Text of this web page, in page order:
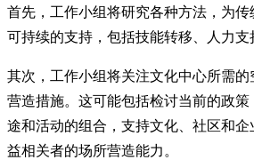
首先，工作小组将研究各种方法，为
可持续的支持，包括技能转移、人力支
其次，工作小组将关注文化中心所需
营造措施。这可能包括检讨当前的政策
途和活动的组合，支持文化、社区和企
益相关者的场所营造能力。